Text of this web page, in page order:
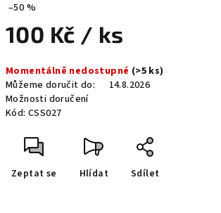
–50 %
100 Kč / ks
cena:
Momentálně nedostupné (>5 ks)
Můžeme doručit do:
14.8.2026
Možnosti doručení
Kód: CSS027
Zeptat se Hlídat Sdílet